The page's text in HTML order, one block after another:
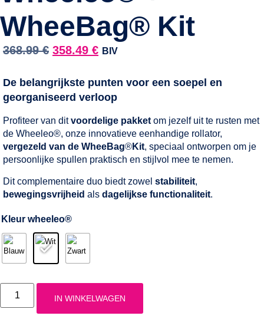
WheeBag® Kit
368.99€ 358.49 € BIV
De belangrijkste punten voor een soepel en
georganiseerd verloop
Profiteer van ditvoordelige pakket om jezelf uit te rusten met
de Wheeleo®, onze innovatieve eenhandige rollator,
vergezeld van de WheeBag®Kit, speciaal ontworpen om je
persoonlijke spullen praktisch en stijlvol mee te nemen.
Dit complementaire duo biedt zowel stabiliteit,
bewegingsvrijheid als dagelijkse functionaliteit.
Kleur wheeleo®
IN WINKELWAGEN